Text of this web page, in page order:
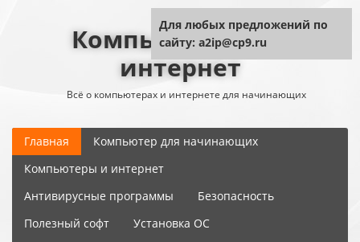
Компьютер плюс
интернет
Всё о компьютерах и интернете для начинающих
Главная
Компьютер для начинающих
Компьютеры и интернет
Антивирусные программы
Безопасность
Полезный софт
Установка ОС
Для любых предложений по
сайту: a2ip@cp9.ru